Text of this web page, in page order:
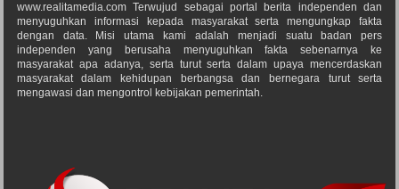
www.realitamedia.com Terwujud sebagai portal berita independen dan
menyuguhkan informasi kepada masyarakat serta mengungkap fakta
dengan data. Misi utama kami adalah menjadi suatu badan pers
independen yang berusaha menyuguhkan fakta sebenarnya ke
masyarakat apa adanya, serta turut serta dalam upaya mencerdaskan
masyarakat dalam kehidupan berbangsa dan bernegara turut serta
mengawasi dan mengontrol kebijakan pemerintah.